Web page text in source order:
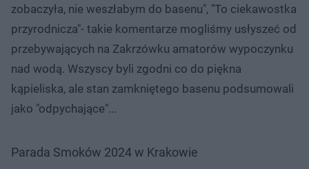
zobaczyła, nie weszłabym do basenu", "To ciekawostka
przyrodnicza"- takie komentarze mogliśmy usłyszeć od
przebywających na Zakrzówku amatorów wypoczynku
nad wodą. Wszyscy byli zgodni co do piękna
kąpieliska, ale stan zamkniętego basenu podsumowali
jako "odpychające"...
Parada Smoków 2024 w Krakowie